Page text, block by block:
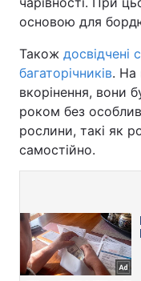
основою для
Також досвідчені
багаторічників. На
вкорінення, вони
роком без
рослини, такі як
самостійно.